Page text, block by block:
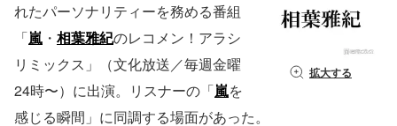
拡大する
れたパーソナリティーを務める番組
「嵐 ・ 相葉雅紀のレコメン！アラシ
リミックス」（文化放送／毎週金曜
24時〜）に出演。リスナーの「嵐を
感じる瞬間」に同調する場面があった。